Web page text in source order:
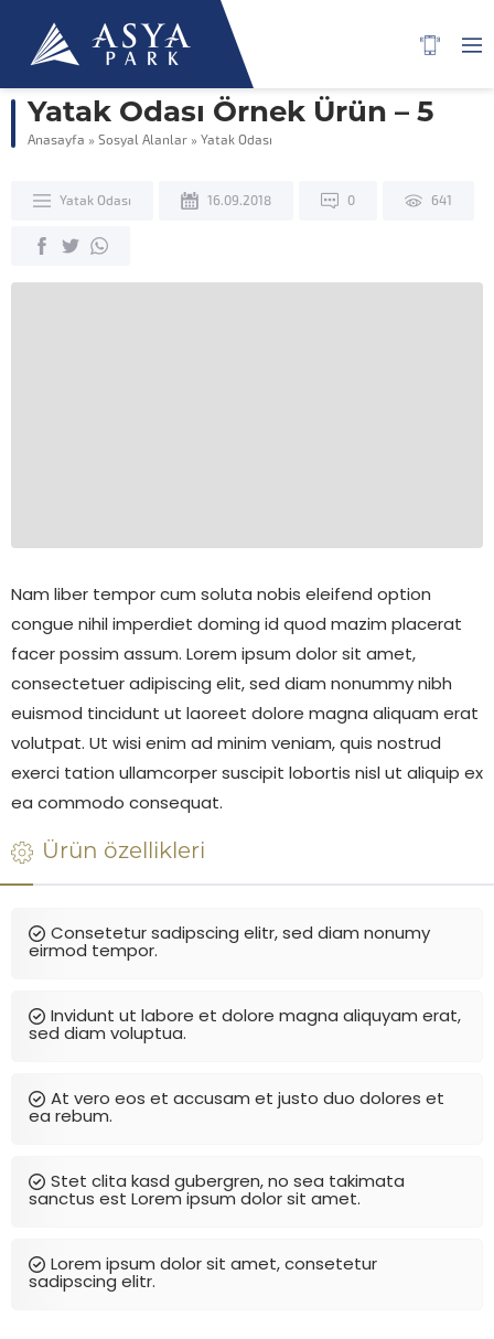
Yatak Odası Örnek Ürün – 5
Anasayfa » Sosyal Alanlar » Yatak Odası
Yatak Odası 16.09.2018 0 641
Nam liber tempor cum soluta nobis eleifend option
congue nihil imperdiet doming id quod mazim placerat
facer possim assum. Lorem ipsum dolor sit amet,
consectetuer adipiscing elit, sed diam nonummy nibh
euismod tincidunt ut laoreet dolore magna aliquam erat
volutpat. Ut wisi enim ad minim veniam, quis nostrud
exerci tation ullamcorper suscipit lobortis nisl ut aliquip ex
ea commodo consequat.
Ürün özellikleri
Consetetur sadipscing elitr, sed diam nonumy
eirmod tempor.
Invidunt ut labore et dolore magna aliquyam erat,
sed diam voluptua.
At vero eos et accusam et justo duo dolores et
ea rebum.
Stet clita kasd gubergren, no sea takimata
sanctus est Lorem ipsum dolor sit amet.
Lorem ipsum dolor sit amet, consetetur
sadipscing elitr.